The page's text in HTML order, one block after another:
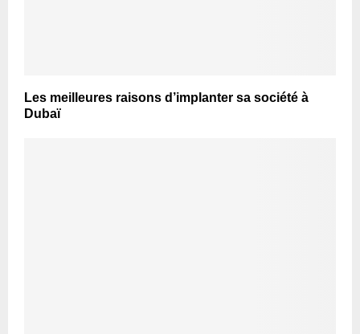
Les meilleures raisons d’implanter sa société à
Dubaï